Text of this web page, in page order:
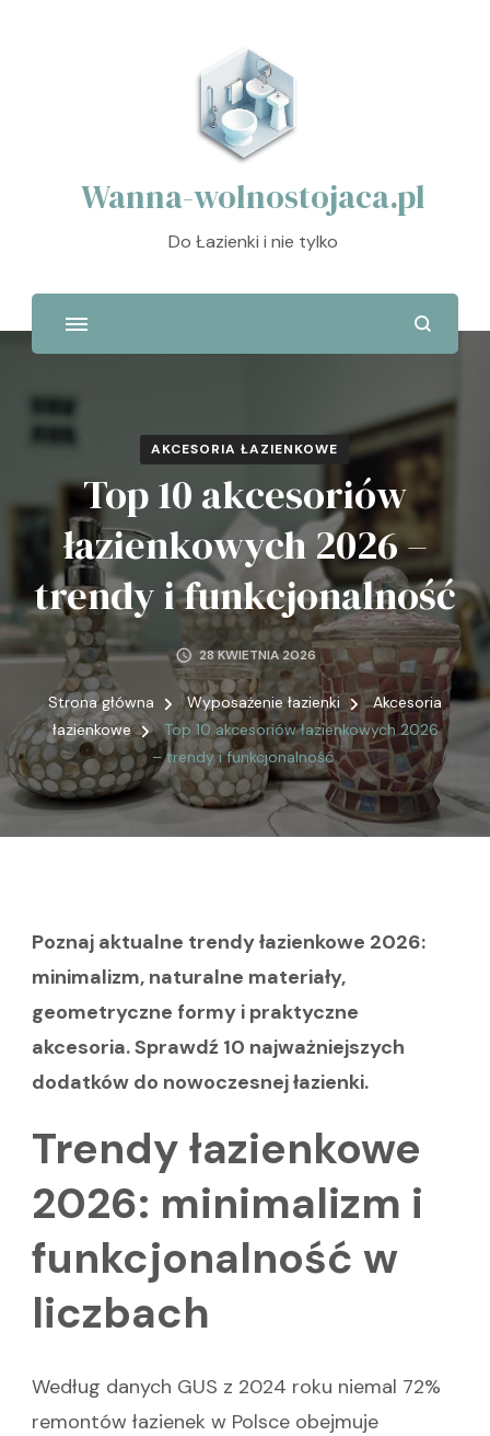
Wanna-wolnostojaca.pl
Do Łazienki i nie tylko
AKCESORIA ŁAZIENKOWE
Top 10 akcesoriów
łazienkowych 2026 –
trendy i funkcjonalność
28 KWIETNIA 2026
Strona główna Wyposażenie łazienki
Akcesoria
łazienkowe
Top 10 akcesoriów łazienkowych 2026
– trendy i funkcjonalność
Poznaj aktualne trendy łazienkowe 2026:
minimalizm, naturalne materiały,
geometryczne formy i praktyczne
akcesoria. Sprawdź 10 najważniejszych
dodatków do nowoczesnej łazienki.
Trendy łazienkowe
2026: minimalizm i
funkcjonalność w
liczbach
Według danych GUS z 2024 roku niemal 72%
remontów łazienek w Polsce obejmuje